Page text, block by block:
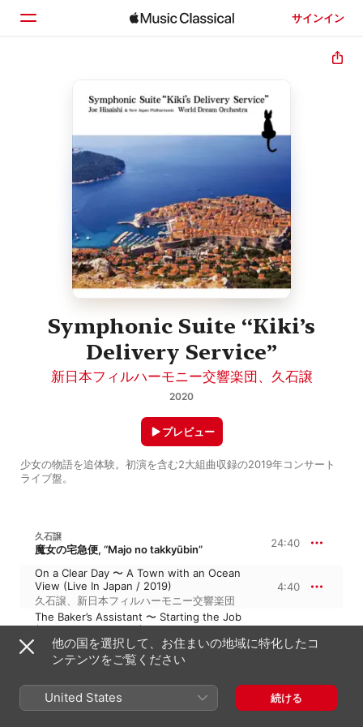
サインイン
見つける
検索
Symphonic Suite “Kiki’s
Delivery Service”
新日本フィルハーモニー交響楽団 、 久石譲
2020
少女の物語を追体験。初演を含む2大組曲収録の2019年コンサート
ライブ盤。
プレビュー
久石譲
魔女の宅急便, “Majo no takkyūbin” 24:40
On a Clear Day 〜 A Town with an Ocean
View (Live In Japan / 2019)
久石譲、 新日本フィルハーモニー交響楽団
4:40
The Baker’s Assistant 〜 Starting the Job
(Live In Japan / 2019)
新日本フィルハーモニー交響楽団、久石譲
Surrogate Jiji 〜 Jeff (Live In Japan /
新日本フィルハーモニー交響楽団、久石譲
A Very Busy Kiki 〜 Late for the Party
他の国を選択して、お住まいの地域に特化したコ
ンテンツをご覧ください
United States 続ける